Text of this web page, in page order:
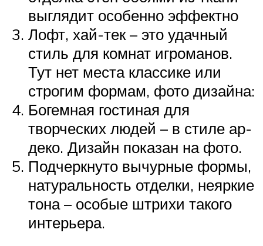
выглядит особенно эффектно
Лофт, хай-тек – это удачный
стиль для комнат игроманов.
Тут нет места классике или
строгим формам, фото дизайна:
Богемная гостиная для
творческих людей – в стиле ар-
деко. Дизайн показан на фото.
Подчеркнуто вычурные формы,
натуральность отделки, неяркие
тона – особые штрихи такого
интерьера.